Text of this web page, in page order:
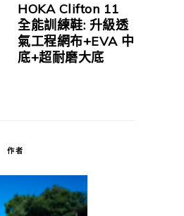
HOKA Clifton 11
全能訓練鞋: 升級透
氣工程網布+EVA 中
底+超耐磨大底
作者